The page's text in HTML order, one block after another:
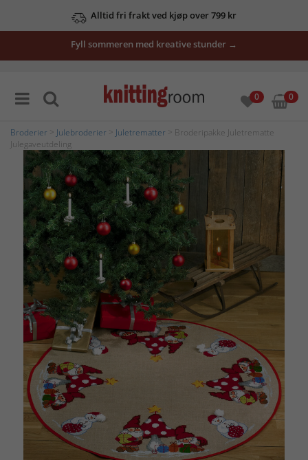
Alltid fri frakt ved kjøp over 799 kr
Fyll sommeren med kreative stunder →
0 0
Broderier Julebroderier Juletrematter > Broderipakke Juletrematte
Julegaveutdeling